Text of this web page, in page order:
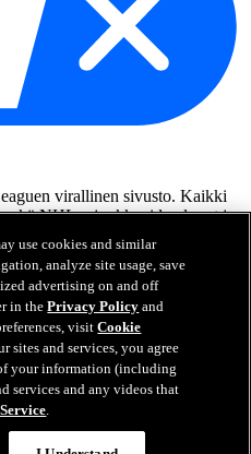
virallinen sivusto. Kaikki
NHL:n joukkueiden logot ja
omaisuutta, eikä niitä saa
hyväksyntää. © NHL 2026.
NHL-joukkueiden pelaajien
ovat virallisesti NHL:n ja
merkki ja Zamboni-jääkoneen
jotka omistaa Frank J.
& Co., Inc. 2026. Kaikki
osapuolen
niiden omistajien omaisuutta.
use cookies and similar
analyze site usage, save
advertising on and off
in thePrivacy Policy and
visitCookie
sites and services, you agree
your information (including
services and any videos that
.